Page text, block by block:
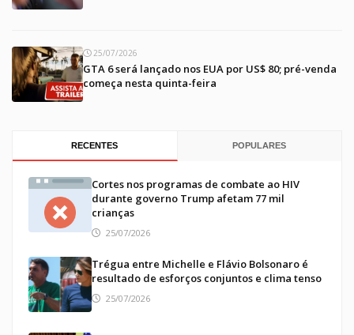
25/07/2026
GTA 6 será lançado nos EUA por US$ 80; pré-venda
começa nesta quinta-feira
RECENTES POPULARES
Cortes nos programas de combate ao HIV
durante governo Trump afetam 77 mil
crianças
25/07/2026
Trégua entre Michelle e Flávio Bolsonaro é
resultado de esforços conjuntos e clima tenso
25/07/2026